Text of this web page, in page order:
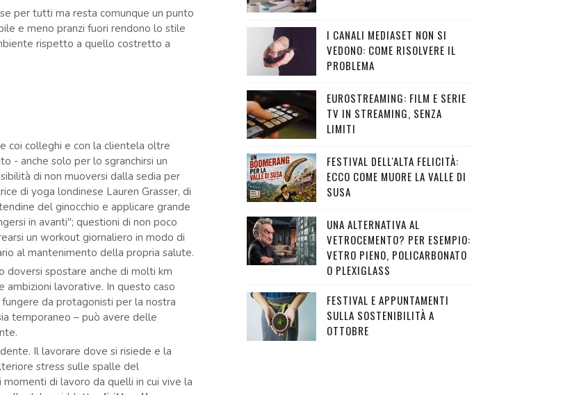
per tutti ma resta comunque un punto
e meno pranzi fuori rendono lo stile
rispetto a quello costretto a
coi colleghi e con la clientela oltre
- anche solo per lo sgranchirsi un
di non muoversi dalla sedia per
di yoga londinese Lauren Grasser, di
del ginocchio e applicare grande
in avanti"; questioni di non poco
un workout giornaliero in modo di
al mantenimento della propria salute.
doversi spostare anche di molti km
lavorative. In questo caso
da protagonisti per la nostra
temporaneo – può avere delle
Il lavorare dove si risiede e la
stress sulle spalle del
di lavoro da quelli in cui vive la
I CANALI MEDIASET NON SI
VEDONO: COME RISOLVERE IL
PROBLEMA
EUROSTREAMING: FILM E SERIE
TV IN STREAMING, SENZA
LIMITI
FESTIVAL DELL'ALTA FELICITÀ:
ECCO COME MUORE LA VALLE DI
SUSA
UNA ALTERNATIVA AL
VETROCEMENTO? PER ESEMPIO:
VETRO PIENO, POLICARBONATO
O PLEXIGLASS
FESTIVAL E APPUNTAMENTI
SULLA SOSTENIBILITÀ A
OTTOBRE